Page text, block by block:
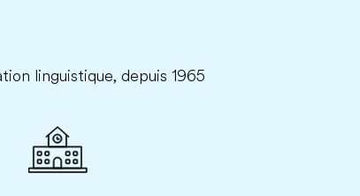
linguistique, depuis 1965